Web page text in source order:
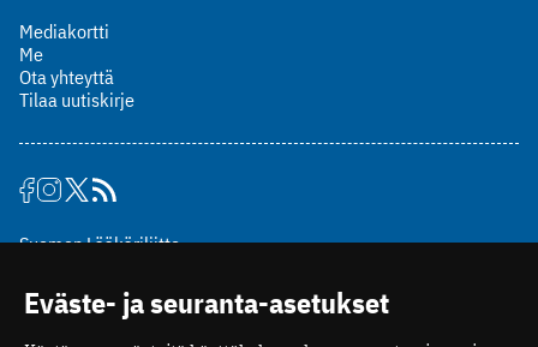
Mediakortti
Me
Ota yhteyttä
Tilaa uutiskirje
Suomen Lääkäriliitto
00510 Helsinki
puh. (09) 393 091
Eväste- ja seuranta-asetukset